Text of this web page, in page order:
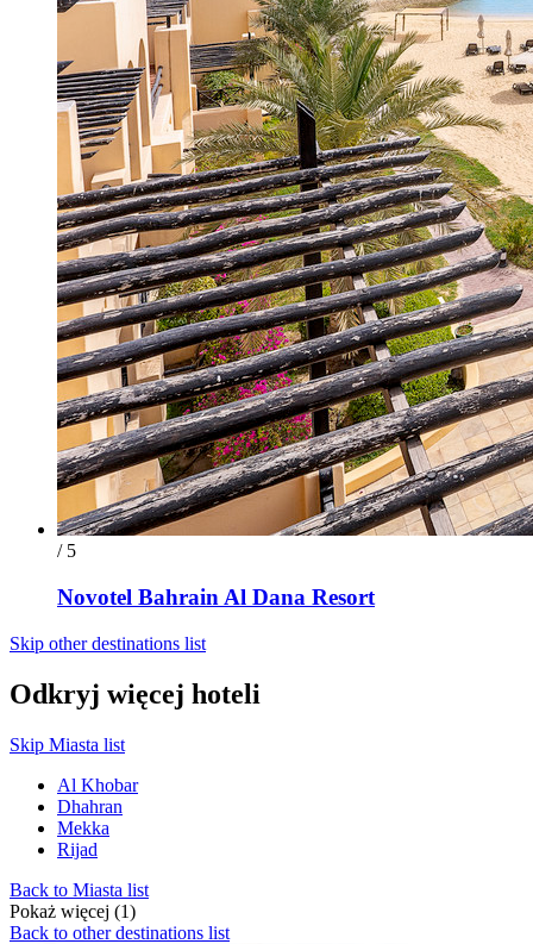
/ 5
Novotel Bahrain Al Dana Resort
Skip other destinations list
Odkryj więcej hoteli
Skip Miasta list
Al Khobar
Dhahran
Mekka
Rijad
Back to Miasta list
Pokaż więcej (1)
Back to other destinations list